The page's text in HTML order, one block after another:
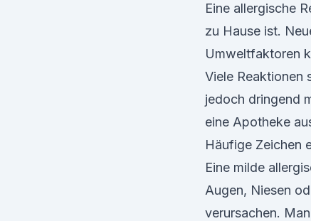
Eine allergische
zu Hause ist.
Umweltfaktoren
Viele Reaktionen
jedoch dringend
eine Apotheke
Häufige Zeichen
Eine milde
Augen, Niesen
verursachen.